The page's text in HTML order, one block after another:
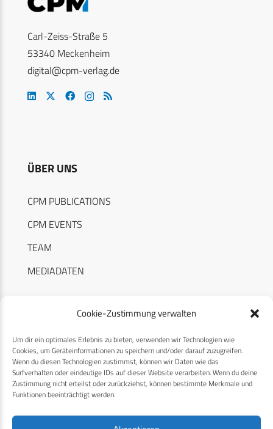
Cookie-Zustimmung verwalten
Um dir ein optimales Erlebnis zu bieten, verwenden wir Technologien wie
Cookies, um Geräteinformationen zu speichern und/oder darauf zuzugreifen.
Wenn du diesen Technologien zustimmst, können wir Daten wie das
Surfverhalten oder eindeutige IDs auf dieser Website verarbeiten. Wenn du deine
Zustimmung nicht erteilst oder zurückziehst, können bestimmte Merkmale und
Funktionen beeinträchtigt werden.
Carl-Zeiss-Straße 5
53340 Meckenheim
digital@cpm-verlag.de
ÜBER UNS
CPM PUBLICATIONS
CPM EVENTS
TEAM
MEDIADATEN
RECHTLICHES
Datenschutzerklärung
Cookie-Richtlinie (EU)